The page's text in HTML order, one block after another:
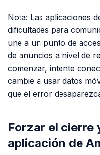
Nota: Las aplicaciones
dificultades para
une a un punto de
de anuncios a nivel de
comenzar, intente
cambie a usar datos
que el error
Forzar el cierre
aplicación de